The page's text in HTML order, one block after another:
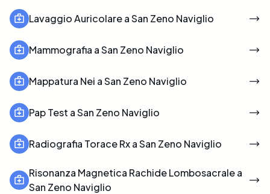
Lavaggio Auricolare a San Zeno Naviglio
Mammografia a San Zeno Naviglio
Mappatura Nei a San Zeno Naviglio
Pap Test a San Zeno Naviglio
Radiografia Torace Rx a San Zeno Naviglio
Risonanza Magnetica Rachide Lombosacrale a
San Zeno Naviglio